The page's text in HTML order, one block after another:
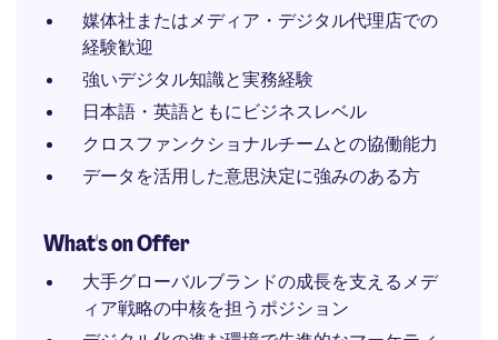
媒体社またはメディア・デジタル代理店での
経験歓迎
強いデジタル知識と実務経験
日本語・英語ともにビジネスレベル
クロスファンクショナルチームとの協働能力
データを活用した意思決定に強みのある方
What's on Offer
大手グローバルブランドの成長を支えるメデ
ィア戦略の中核を担うポジション